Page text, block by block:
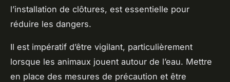
l’installation de clôtures, est essentielle pour
réduire les dangers.
Il est impératif d’être vigilant, particulièrement
lorsque les animaux jouent autour de l’eau. Mettre
en place des mesures de précaution et être